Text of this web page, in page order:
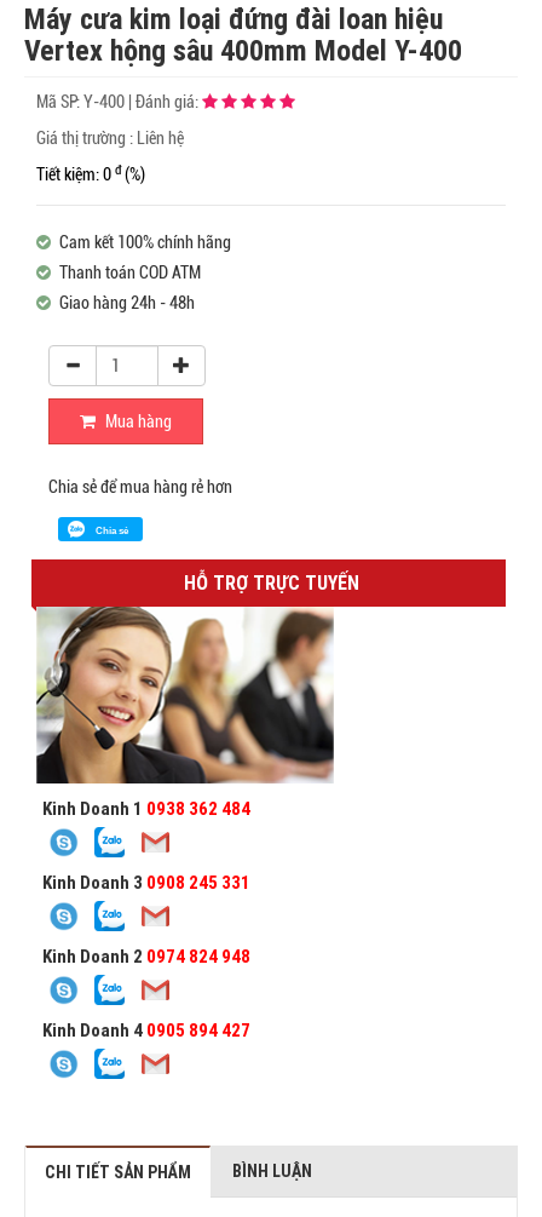
Máy cưa kim loại đứng đài loan hiệu
Vertex hộng sâu 400mm Model Y-400
Mã SP:Y-400 Đánh giá:
Giá thị trường : Liên hệ
Tiết kiệm: 0 đ (%)
Cam kết 100% chính hãng
Thanh toán COD ATM
Giao hàng 24h - 48h
Mua hàng
Chia sẻ để mua hàng rẻ hơn
Chia sẻ
HỖ TRỢ TRỰC TUYẾN
Kinh Doanh 1 0938 362 484
Kinh Doanh 3 0908 245 331
Kinh Doanh 2 0974 824 948
Kinh Doanh 4 0905 894 427
CHI TIẾT SẢN PHẨM BÌNH LUẬN